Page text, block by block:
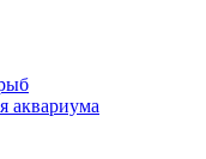
аквариума